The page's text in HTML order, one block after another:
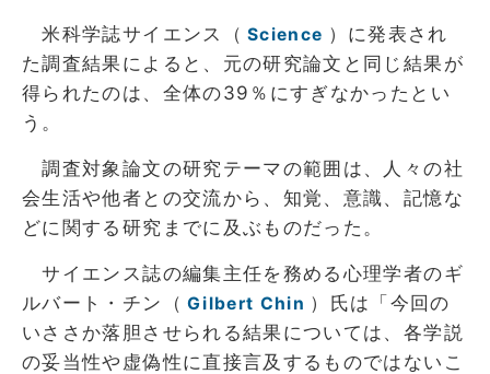
米科学誌サイエンス（ Science ）に発表され
た調査結果によると、元の研究論文と同じ結果が
得られたのは、全体の39％にすぎなかったとい
う。
調査対象論文の研究テーマの範囲は、人々の社
会生活や他者との交流から、知覚、意識、記憶な
どに関する研究までに及ぶものだった。
サイエンス誌の編集主任を務める心理学者のギ
ルバート・チン（ Gilbert Chin ）氏は「今回の
いささか落胆させられる結果については、各学説
の妥当性や虚偽性に直接言及するものではないこ